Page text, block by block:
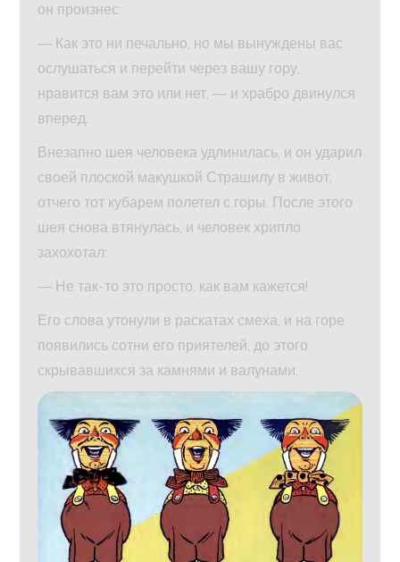
он произнес:
— Как это ни печально, но мы вынуждены вас
ослушаться и перейти через вашу гору,
нравится вам это или нет, — и храбро двинулся
вперед.
Внезапно шея человека удлинилась, и он ударил
своей плоской макушкой Страшилу в живот,
отчего тот кубарем полетел с горы. После этого
шея снова втянулась, и человек хрипло
захохотал:
— Не так-то это просто, как вам кажется!
Его слова утонули в раскатах смеха, и на горе
появились сотни его приятелей, до этого
скрывавшихся за камнями и валунами.